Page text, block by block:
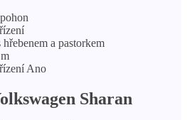
a pastorkem
Ano
Sharan